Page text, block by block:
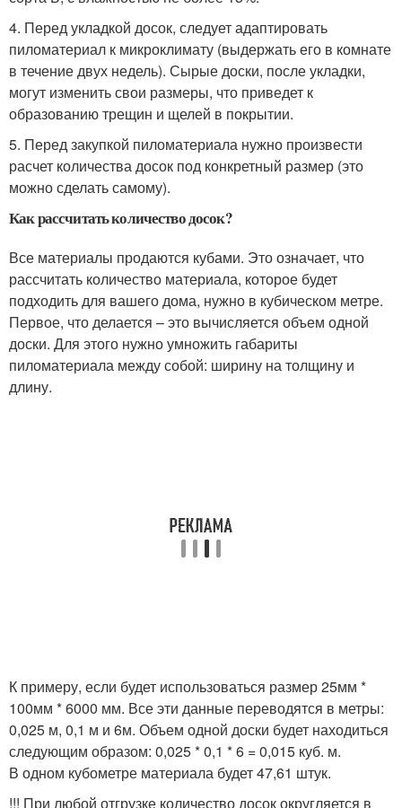
4. Перед укладкой досок, следует адаптировать
пиломатериал к микроклимату (выдержать его в комнате
в течение двух недель). Сырые доски, после укладки,
могут изменить свои размеры, что приведет к
образованию трещин и щелей в покрытии.
5. Перед закупкой пиломатериала нужно произвести
расчет количества досок под конкретный размер (это
можно сделать самому).
Как рассчитать количество досок?
Все материалы продаются кубами. Это означает, что
рассчитать количество материала, которое будет
подходить для вашего дома, нужно в кубическом метре.
Первое, что делается – это вычисляется объем одной
доски. Для этого нужно умножить габариты
пиломатериала между собой: ширину на толщину и
длину.
К примеру, если будет использоваться размер 25мм *
100мм * 6000 мм. Все эти данные переводятся в метры:
0,025 м, 0,1 м и 6м. Объем одной доски будет находиться
следующим образом: 0,025 * 0,1 * 6 = 0,015 куб. м.
В одном кубометре материала будет 47,61 штук.
!!! При любой отгрузке количество досок округляется в